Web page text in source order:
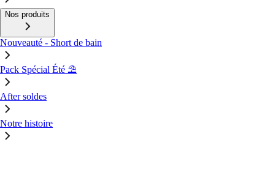
Nos produits
Nouveauté - Short de bain
Pack Spécial Été ⛱️
After soldes
Notre histoire